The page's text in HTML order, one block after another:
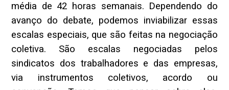
média de 42 horas semanais. Dependendo do
avanço do debate, podemos inviabilizar essas
escalas especiais, que são feitas na negociação
coletiva. São escalas negociadas pelos
sindicatos dos trabalhadores e das empresas,
via instrumentos coletivos, acordo ou